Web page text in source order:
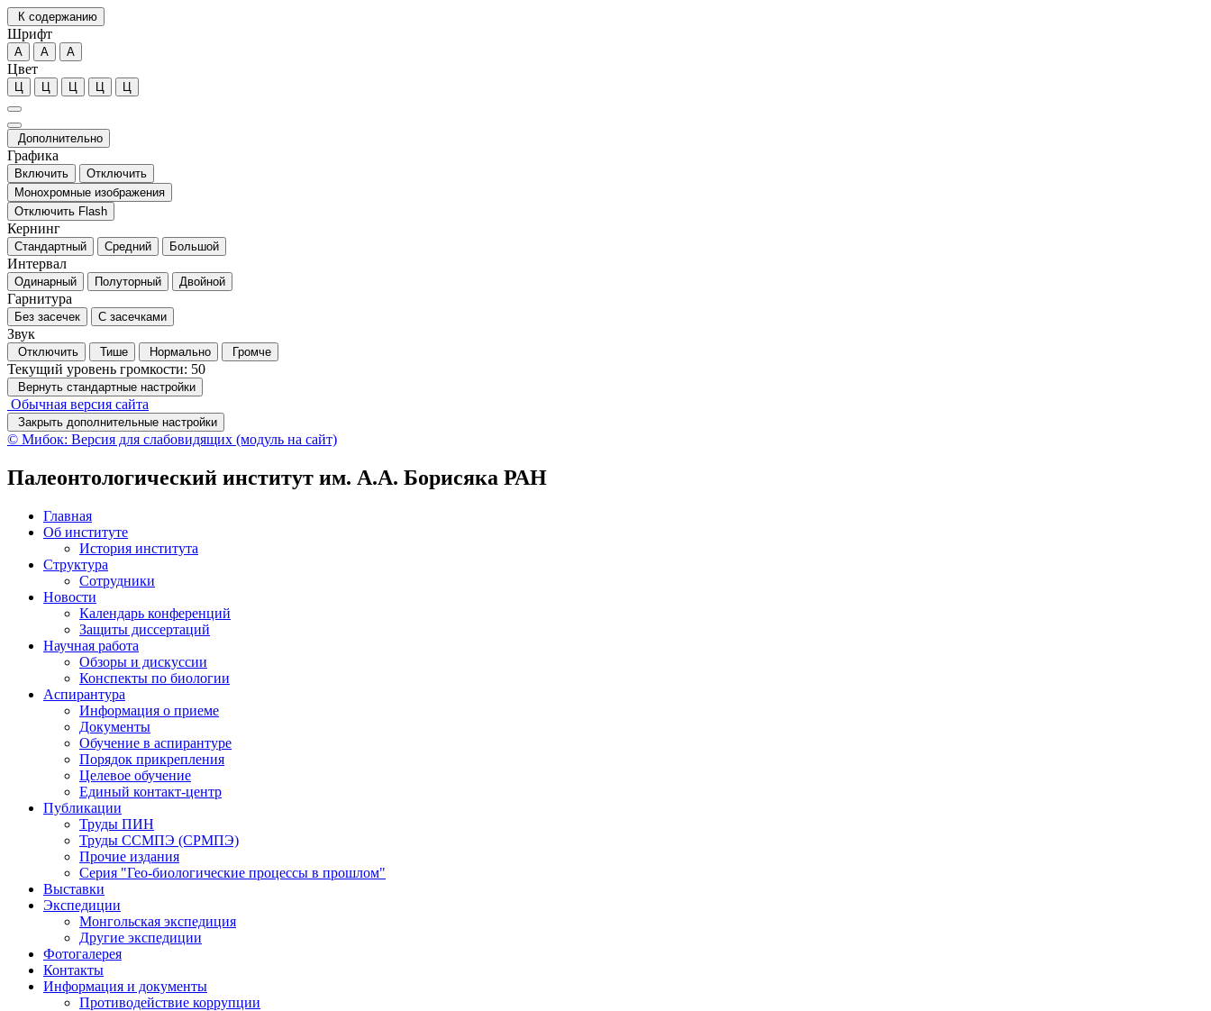
К содержанию
Шрифт
А А А
Цвет
Ц Ц Ц Ц Ц
Дополнительно
Графика
Включить
Отключить
Монохромные изображения
Отключить Flash
Кернинг
Стандартный Средний Большой
Интервал
Одинарный Полуторный Двойной
Гарнитура
Без засечек С засечками
Звук
Отключить Тише Нормально Громче
Текущий уровень громкости: 50
Вернуть стандартные настройки
Обычная версия сайта
Закрыть дополнительные настройки
© Мибок: Версия для слабовидящих (модуль на сайт)
Палеонтологический институт им. А.А. Борисяка РАН
Главная
Об институте
История института
Структура
Сотрудники
Новости
Календарь конференций
Защиты диссертаций
Научная работа
Обзоры и дискуссии
Конспекты по биологии
Аспирантура
Информация о приеме
Документы
Обучение в аспирантуре
Порядок прикрепления
Целевое обучение
Единый контакт-центр
Публикации
Труды ПИН
Труды ССМПЭ (СРМПЭ)
Прочие издания
Серия "Гео-биологические процессы в прошлом"
Выставки
Экспедиции
Монгольская экспедиция
Другие экспедиции
Фотогалерея
Контакты
Информация и документы
Противодействие коррупции